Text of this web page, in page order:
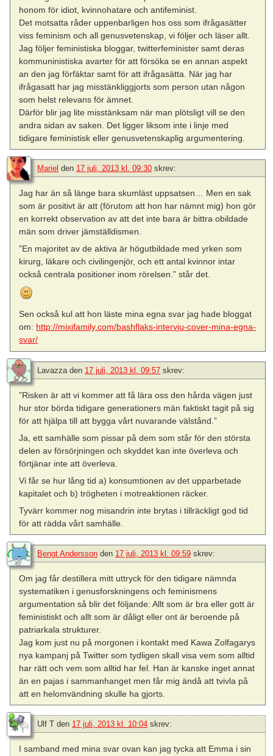
honom för idiot, kvinnohatare och antifeminist.
Det motsatta råder uppenbarligen hos oss som ifrågasätter
viss feminism och all genusvetenskap, vi följer och läser allt.
Jag följer feministiska bloggar, twitterfeminister samt deras
kommuninistiska avarter för att försöka se en annan aspekt
an den jag förfäktar samt för att ifrågasätta. När jag har
ifrågasatt har jag misstänkliggjorts som person utan någon
som helst relevans för ämnet.
Därför blir jag lite misstänksam när man plötsligt vill se den
andra sidan av saken. Det ligger liksom inte i linje med
tidigare feministisk eller genusvetenskaplig argumentering.
Mariel den 17 juli, 2013 kl. 09:30 skrev:
Jag har än så länge bara skumläst uppsatsen… Men en sak
som är positivt är att (förutom att hon har nämnt mig) hon gör
en korrekt observation av att det inte bara är bittra obildade
män som driver jämställdismen.
”En majoritet av de aktiva är högutbildade med yrken som
kirurg, läkare och civilingenjör, och ett antal kvinnor intar
också centrala positioner inom rörelsen.” står det.
Sen också kul att hon läste mina egna svar jag hade bloggat
om: http://mixifamily.com/bashflaks-intervju-cover-mina-egna-
svar/
Lavazza den 17 juli, 2013 kl. 09:57 skrev:
”Risken är att vi kommer att få lära oss den hårda vägen just
hur stor börda tidigare generationers män faktiskt tagit på sig
för att hjälpa till att bygga vårt nuvarande välstånd.”
Ja, ett samhälle som pissar på dem som står för den största
delen av försörjningen och skyddet kan inte överleva och
förtjänar inte att överleva.
Vi får se hur lång tid a) konsumtionen av det upparbetade
kapitalet och b) trögheten i motreaktionen räcker.
Tyvärr kommer nog misandrin inte brytas i tillräckligt god tid
för att rädda vårt samhälle.
Bengt Andersson den 17 juli, 2013 kl. 09:59 skrev:
Om jag får destillera mitt uttryck för den tidigare nämnda
systematiken i genusforskningens och feminismens
argumentation så blir det följande: Allt som är bra eller gott är
feministiskt och allt som är dåligt eller ont är beroende på
patriarkala strukturer.
Jag kom just nu på morgonen i kontakt med Kawa Zolfagarys
nya kampanj på Twitter som tydligen skall visa vem som alltid
har rätt och vem som alltid har fel. Han är kanske inget annat
än en pajas i sammanhanget men får mig ändå att tvivla på
att en helomvändning skulle ha gjorts.
Ulf T den 17 juli, 2013 kl. 10:04 skrev:
I samband med mina svar ovan kan jag tycka att Emma i sin